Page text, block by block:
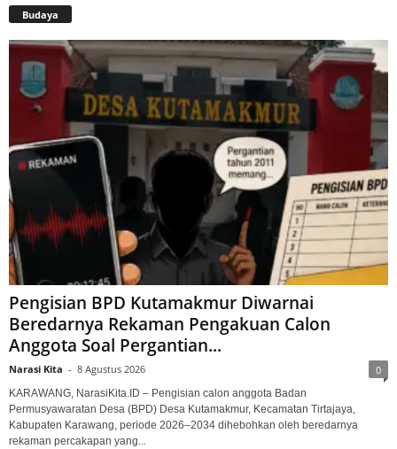
Budaya
Pengisian BPD Kutamakmur Diwarnai
Beredarnya Rekaman Pengakuan Calon
Anggota Soal Pergantian...
Narasi Kita - 8 Agustus 2026 0
KARAWANG, NarasiKita.ID – Pengisian calon anggota Badan
Permusyawaratan Desa (BPD) Desa Kutamakmur, Kecamatan Tirtajaya,
Kabupaten Karawang, periode 2026–2034 dihebohkan oleh beredarnya
rekaman percakapan yang...